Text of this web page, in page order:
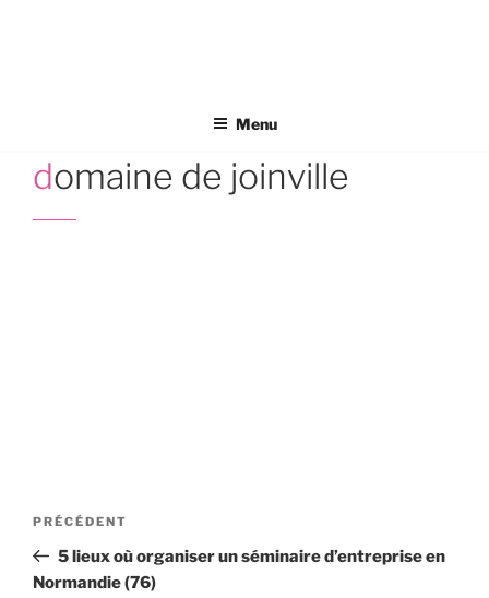
Menu
domaine de joinville
Navigation
l’article
Article
précédent
PRÉCÉDENT
5 lieux où organiser un séminaire d’entreprise en
Normandie (76)